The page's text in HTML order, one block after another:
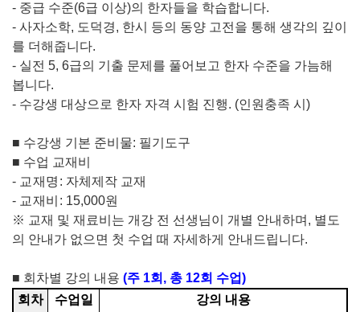
- 중급 수준(6급 이상)의 한자들을 학습합니다.
- 사자소학, 도덕경, 한시 등의 동양 고전을 통해 생각의 깊이
를 더해줍니다.
- 실전 5, 6급의 기출 문제를 풀어보고 한자 수준을 가늠해
봅니다.
- 수강생 대상으로 한자 자격 시험 진행. (인원충족 시 )
■ 수강생 기본 준비물: 필기도구
■ 수업 교재비
- 교재명 : 자체제작 교재
- 교재비 : 15,000원
※ 교재 및 재료비는 개강 전 선생님이 개별 안내하며 , 별도
의 안내가 없으면 첫 수업 때 자세하게 안내드립니다.
■ 회차별 강의 내용 (주 1회 , 총 12회 수업)
회차
수업일 강의 내용